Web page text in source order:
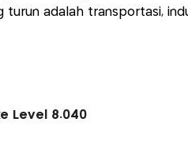
turun adalah transportasi,
Level 8.040